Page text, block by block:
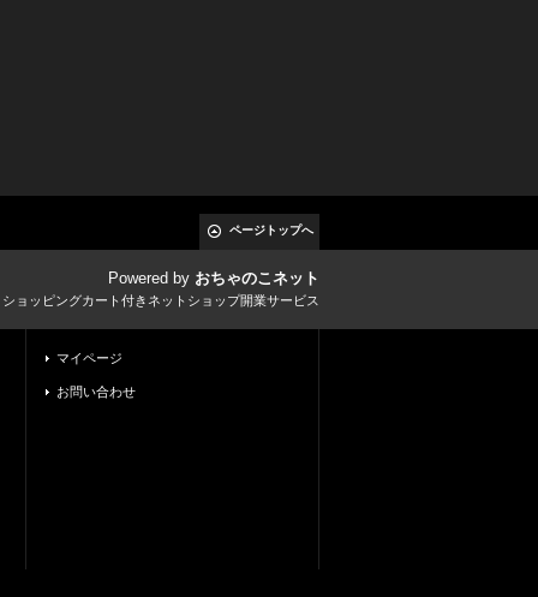
ページトップへ
Powered by おちゃのこネット
ョッピングカート付きネットショップ開業サービス
マイページ
お問い合わせ